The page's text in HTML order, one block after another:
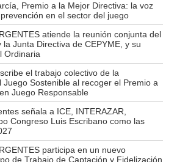
Premio a la Mejor Directiva: la voz
en el sector del juego
atiende la reunión conjunta del
la Junta Directiva de CEPYME, y su
Ordinaria
el trabajo colectivo de la
Juego Sostenible al recoger el Premio a
Juego Responsable
señala a ICE, INTERAZAR,
Congreso Luis Escribano como las
participa en un nuevo
de Trabajo de Captación y Fidelización